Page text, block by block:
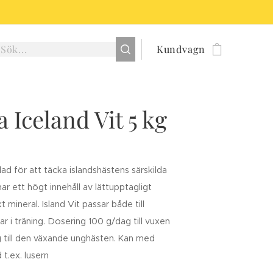
Kundvagn
Iceland Vit 5 kg
för att täcka islandshästens särskilda
ett högt innehåll av lättupptagligt
mineral.Island Vit passar både till
i träning. Dosering 100 g/dag till vuxen
den växande unghästen. Kan med
t.ex. lusern